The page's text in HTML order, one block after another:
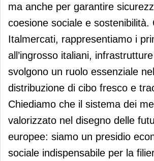
ma anche per garantire
coesione sociale e sostenibilità.
Italmercati, rappresentiamo i
all’ingrosso italiani,
svolgono un ruolo essenziale
distribuzione di cibo fresco e
Chiediamo che il sistema dei
valorizzato nel disegno delle
europee: siamo un presidio
sociale indispensabile per la